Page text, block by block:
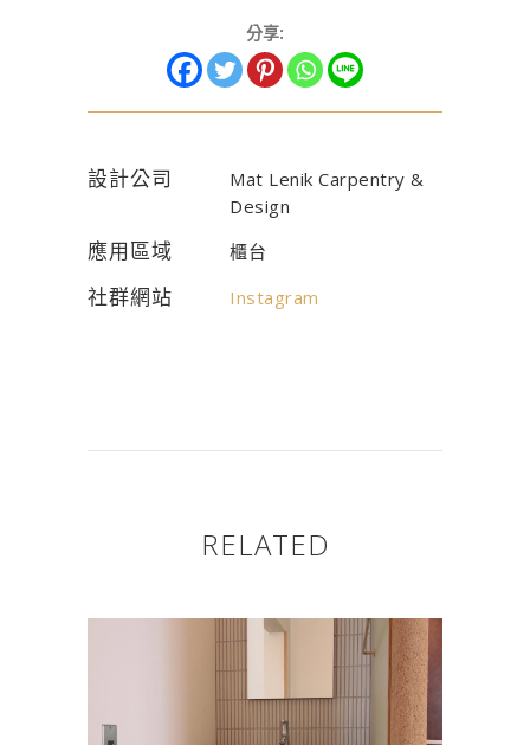
分享:
設計公司
Mat Lenik Carpentry &
Design
應用區域 櫃台
社群網站 Instagram
RELATED